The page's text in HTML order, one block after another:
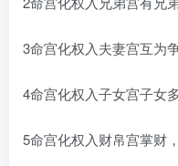
3命宫化权入夫妻宫互为
4命宫化权入子女宫子女
5命宫化权入财帛宫掌财